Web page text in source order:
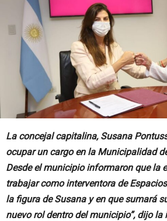
La concejal capitalina, Susana
ocupar un cargo en la Municipalidad
Desde el municipio informaron que la
trabajar como interventora de
la figura de Susana y en que sumará
nuevo rol dentro del municipio”, dijo la